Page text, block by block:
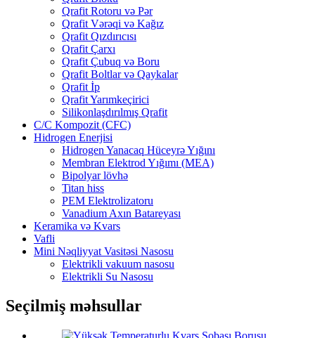
Qrafit Rotoru və Pər
Qrafit Vərəqi və Kağız
Qrafit Qızdırıcısı
Qrafit Çarxı
Qrafit Çubuq və Boru
Qrafit Boltlar və Qaykalar
Qrafit İp
Qrafit Yarımkeçirici
Silikonlaşdırılmış Qrafit
C/C Kompozit (CFC)
Hidrogen Enerjisi
Hidrogen Yanacaq Hüceyrə Yığını
Membran Elektrod Yığımı (MEA)
Bipolyar lövhə
Titan hiss
PEM Elektrolizatoru
Vanadium Axın Batareyası
Keramika və Kvars
Vafli
Mini Nəqliyyat Vasitəsi Nasosu
Elektrikli vakuum nasosu
Elektrikli Su Nasosu
Seçilmiş məhsullar